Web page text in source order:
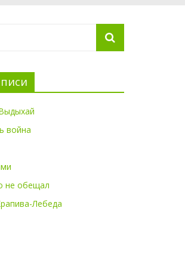
война
не обещал
Лебеда